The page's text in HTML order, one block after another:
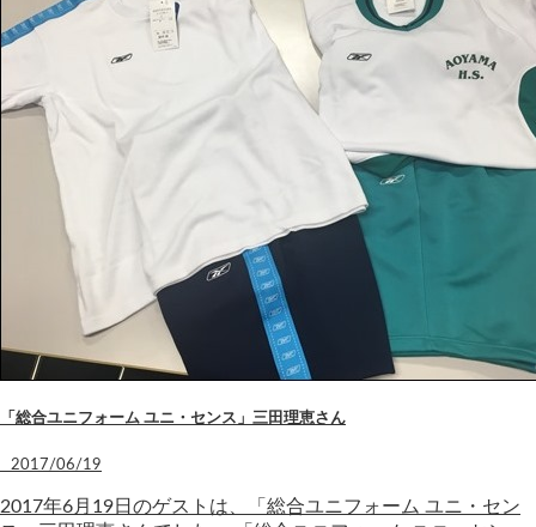
「総合ユニフォーム ユニ・センス」三田理恵さん
2017/06/19
2017年6月19日のゲストは、「総合ユニフォーム ユニ・セン